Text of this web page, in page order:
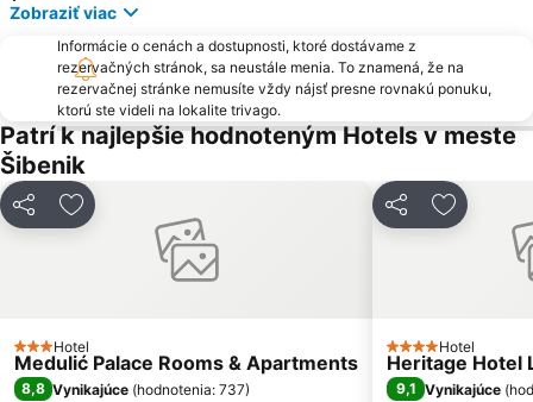
Ferry Biograd-Tkon
Peristil
Parco isole Kornati
Muzej Grada Splita
Port of Split
Zobraziť viac
Informácie o cenách a dostupnosti, ktoré dostávame z
rezervačných stránok, sa neustále menia. To znamená, že na
rezervačnej stránke nemusíte vždy nájsť presne rovnakú ponuku,
ktorú ste videli na lokalite trivago.
Patrí k najlepšie hodnoteným Hotels v meste
Šibenik
ZdieľaťPridať do obľúbených
3 Počet hviezdičiek
Hotel
Medulić Palace Rooms & Apartments
8,8 Vynikajúce (hodnotenia: 737)
ZdieľaťPridať do
4 PočetHotel
Heritage Hotel
9,1 Vynikajúce (